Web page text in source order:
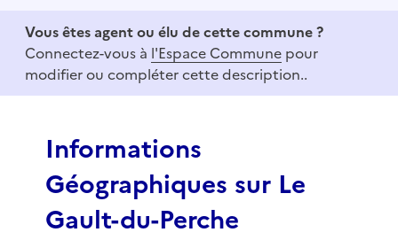
f
Vous êtes agent ou élu de cette commune ?
Connectez-vous à l'Espace Commune pour
modifier ou compléter cette description..
Informations
Géographiques sur Le
Gault-du-Perche